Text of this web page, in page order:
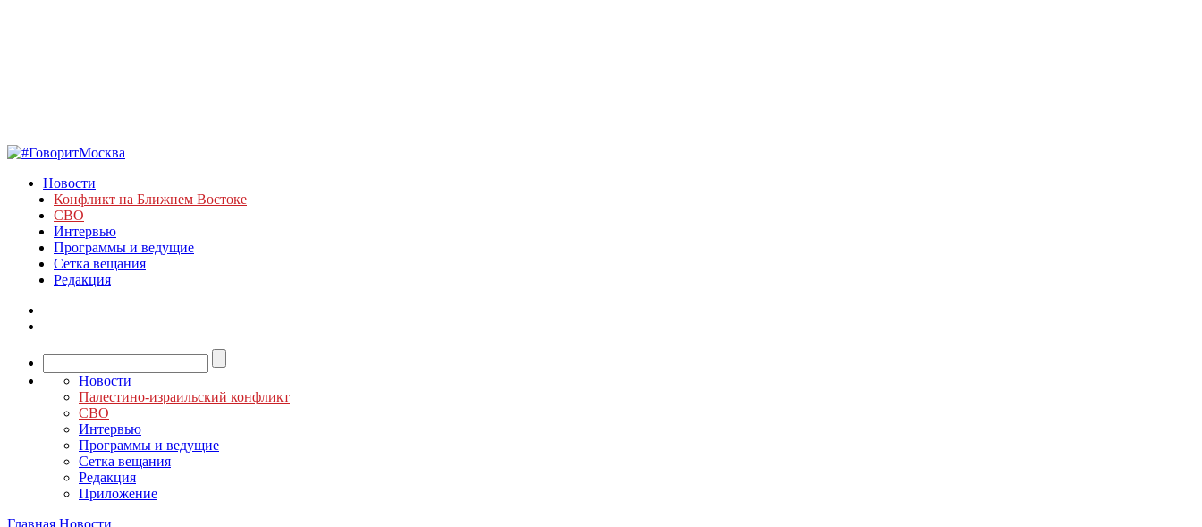
Новости
Конфликт на Ближнем Востоке
СВО
Интервью
Программы и ведущие
Сетка вещания
Редакция
Новости
Палестино-израильский конфликт
СВО
Интервью
Программы и ведущие
Сетка вещания
Редакция
Приложение
Главная Новости